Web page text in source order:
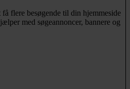
flere besøgende til din hjemmeside
med søgeannoncer, bannere og